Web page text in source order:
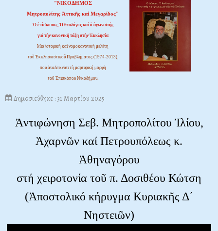
"ΝΙΚΟΔΗΜΟΣ
Μητροπολίτης Ἀττικῆς καί Μεγαρίδος"
Ὁ ἐπίσκοπος, Ὁ θεολόγος καί ὁ ἀγωνιστής
γιά τήν κανονική τάξη στήν Ἐκκλησία
Μιά ἱστορική καί νομοκανονική μελέτη
τοῦ Ἐκκλησιαστικοῦ Προβλήματος (1974-2013),
πού ἀναδεικνύει τή μαρτυρική μορφή
τοῦ Ἐπισκόπου Νικοδήμου.
Δημοσιεύθηκε : 31 Μαρτίου 2025
Ἀντιφώνηση Σεβ. Μητροπολίτου Ἰλίου,
Ἀχαρνῶν καί Πετρουπόλεως κ.
Ἀθηναγόρου
στή χειροτονία τοῦ π. Δοσιθέου Κώτση
(Ἀποστολικό κήρυγμα Κυριακῆς Δ΄
Νηστειῶν)